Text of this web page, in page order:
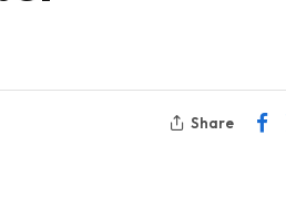
Share